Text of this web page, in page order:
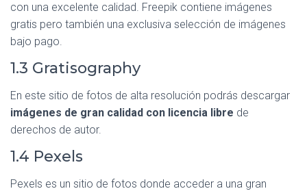
con una excelente calidad. Freepik contiene imágenes
gratis pero también una exclusiva selección de imágenes
bajo pago.
1.3 Gratisography
En este sitio de fotos de alta resolución podrás descargar
imágenes de gran calidad con licencia libre de
derechos de autor.
1.4 Pexels
Pexels es un sitio de fotos donde acceder a una gran